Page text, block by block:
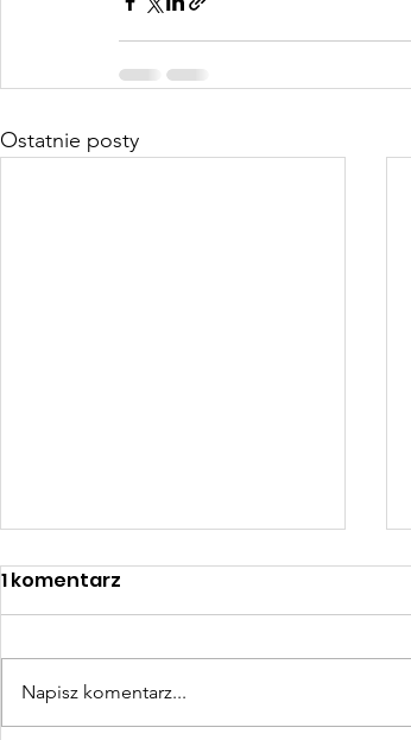
Ostatnie posty
1 komentarz
Napisz komentarz...